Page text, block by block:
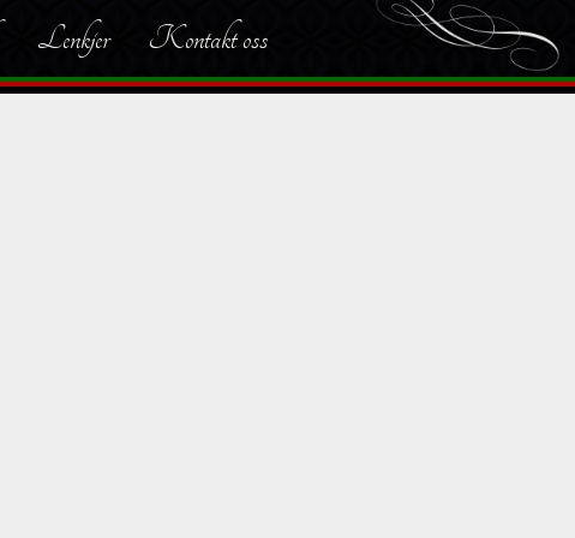
Lenkjer Kontakt oss